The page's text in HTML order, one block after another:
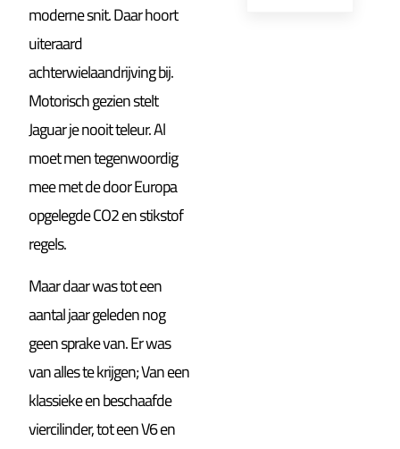
moderne snit. Daar hoort
uiteraard
achterwielaandrijving bij.
Motorisch gezien stelt
Jaguar je nooit teleur. Al
moet men tegenwoordig
mee met de door Europa
opgelegde CO2 en stikstof
regels.
Maar daar was tot een
aantal jaar geleden nog
geen sprake van. Er was
van alles te krijgen; Van een
klassieke en beschaafde
viercilinder, tot een V6 en